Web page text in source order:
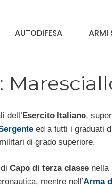
AUTODIFESA ARMI
dell’Esercito Italiano,
ed a tutti i graduati
di grado superiore.
Capo di terza classe nella
mentre nell’Arma